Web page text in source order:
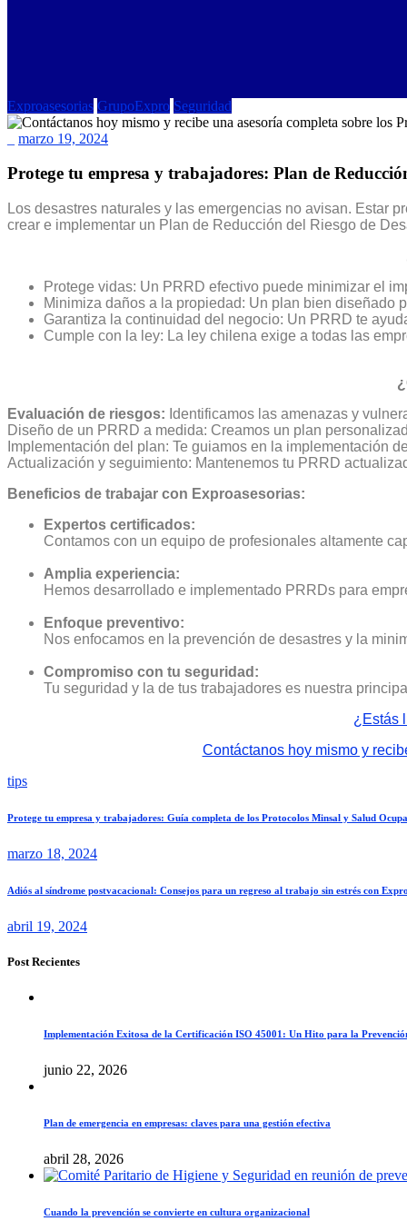
Exproasesorias GrupoExpro Seguridad
marzo 19, 2024
Protege tu empresa y trabajadores: Plan de
Los desastres naturales y las emergencias no avisan. Estar
crear e implementar un Plan de Reducción del Riesgo de
Protege vidas: Un PRRD efectivo puede minimizar el
Minimiza daños a la propiedad: Un plan bien diseñado
Garantiza la continuidad del negocio: Un PRRD te
Cumple con la ley: La ley chilena exige a todas las
Evaluación de riesgos: Identificamos las amenazas y
Diseño de un PRRD a medida: Creamos un plan
Implementación del plan: Te guiamos en la implementación
Actualización y seguimiento: Mantenemos tu PRRD
Beneficios de trabajar con Exproasesorias:
Expertos certificados:
Contamos con un equipo de profesionales altamente
Amplia experiencia:
Hemos desarrollado e implementado PRRDs para
Enfoque preventivo:
Nos enfocamos en la prevención de desastres y la
Compromiso con tu seguridad:
Tu seguridad y la de tus trabajadores es nuestra
¿Estás
Contáctanos hoy mismo y
tips
Protege tu empresa y trabajadores: Guía completa de los Protocolos Minsal y Salud
marzo 18, 2024
Adiós al síndrome postvacacional: Consejos para un regreso al trabajo sin estrés con
abril 19, 2024
Post Recientes
Implementación Exitosa de la Certificación ISO 45001: Un Hito para la
junio 22, 2026
Plan de emergencia en empresas: claves para una gestión efectiva
abril 28, 2026
Cuando la prevención se convierte en cultura organizacional